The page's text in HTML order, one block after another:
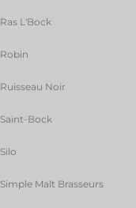
Ras L'Bock
Robin
Ruisseau Noir
Saint-Bock
Silo
Simple Malt Brasseurs